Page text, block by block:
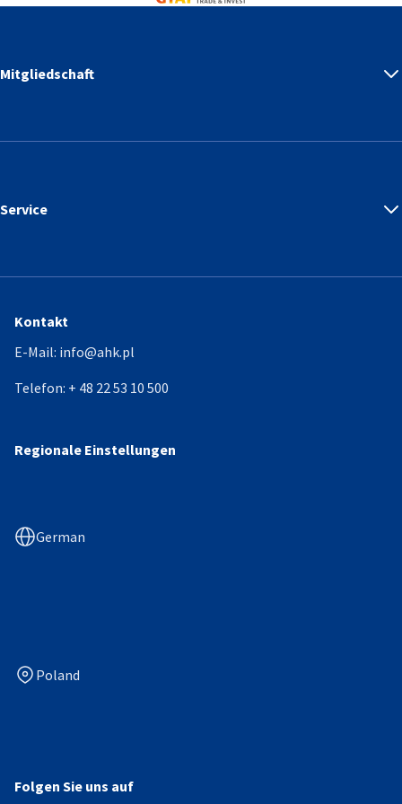
Mitgliedschaft
Service
Kontakt
E-Mail: info@ahk.pl
Telefon: + 48 22 53 10 500
Regionale Einstellungen
German
Poland
Folgen Sie uns auf